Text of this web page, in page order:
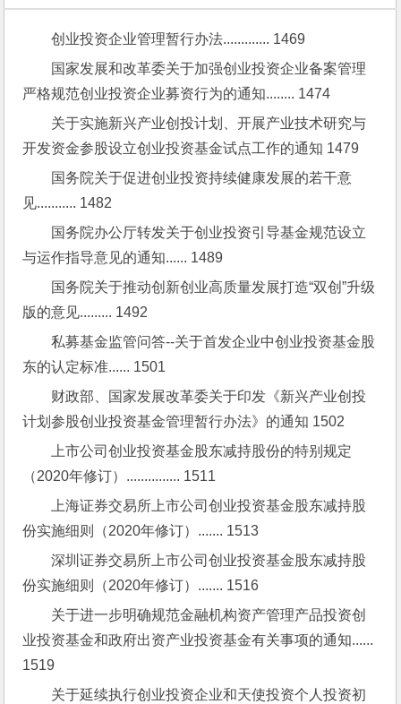
创业投资企业管理暂行办法............. 1469
国家发展和改革委关于加强创业投资企业备案管理
严格规范创业投资企业募资行为的通知........ 1474
关于实施新兴产业创投计划、开展产业技术研究与
开发资金参股设立创业投资基金试点工作的通知 1479
国务院关于促进创业投资持续健康发展的若干意
见........... 1482
国务院办公厅转发关于创业投资引导基金规范设立
与运作指导意见的通知...... 1489
国务院关于推动创新创业高质量发展打造“双创”升级
版的意见......... 1492
私募基金监管问答--关于首发企业中创业投资基金股
东的认定标准...... 1501
财政部、国家发展改革委关于印发《新兴产业创投
计划参股创业投资基金管理暂行办法》的通知 1502
上市公司创业投资基金股东减持股份的特别规定
（2020年修订）............... 1511
上海证券交易所上市公司创业投资基金股东减持股
份实施细则（2020年修订）....... 1513
深圳证券交易所上市公司创业投资基金股东减持股
份实施细则（2020年修订）....... 1516
关于进一步明确规范金融机构资产管理产品投资创
业投资基金和政府出资产业投资基金有关事项的通知......
1519
关于延续执行创业投资企业和天使投资个人投资初